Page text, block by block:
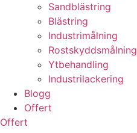
Sandblästring
Blästring
Industrimålning
Rostskyddsmålning
Ytbehandling
Industrilackering
Blogg
Offert
Offert